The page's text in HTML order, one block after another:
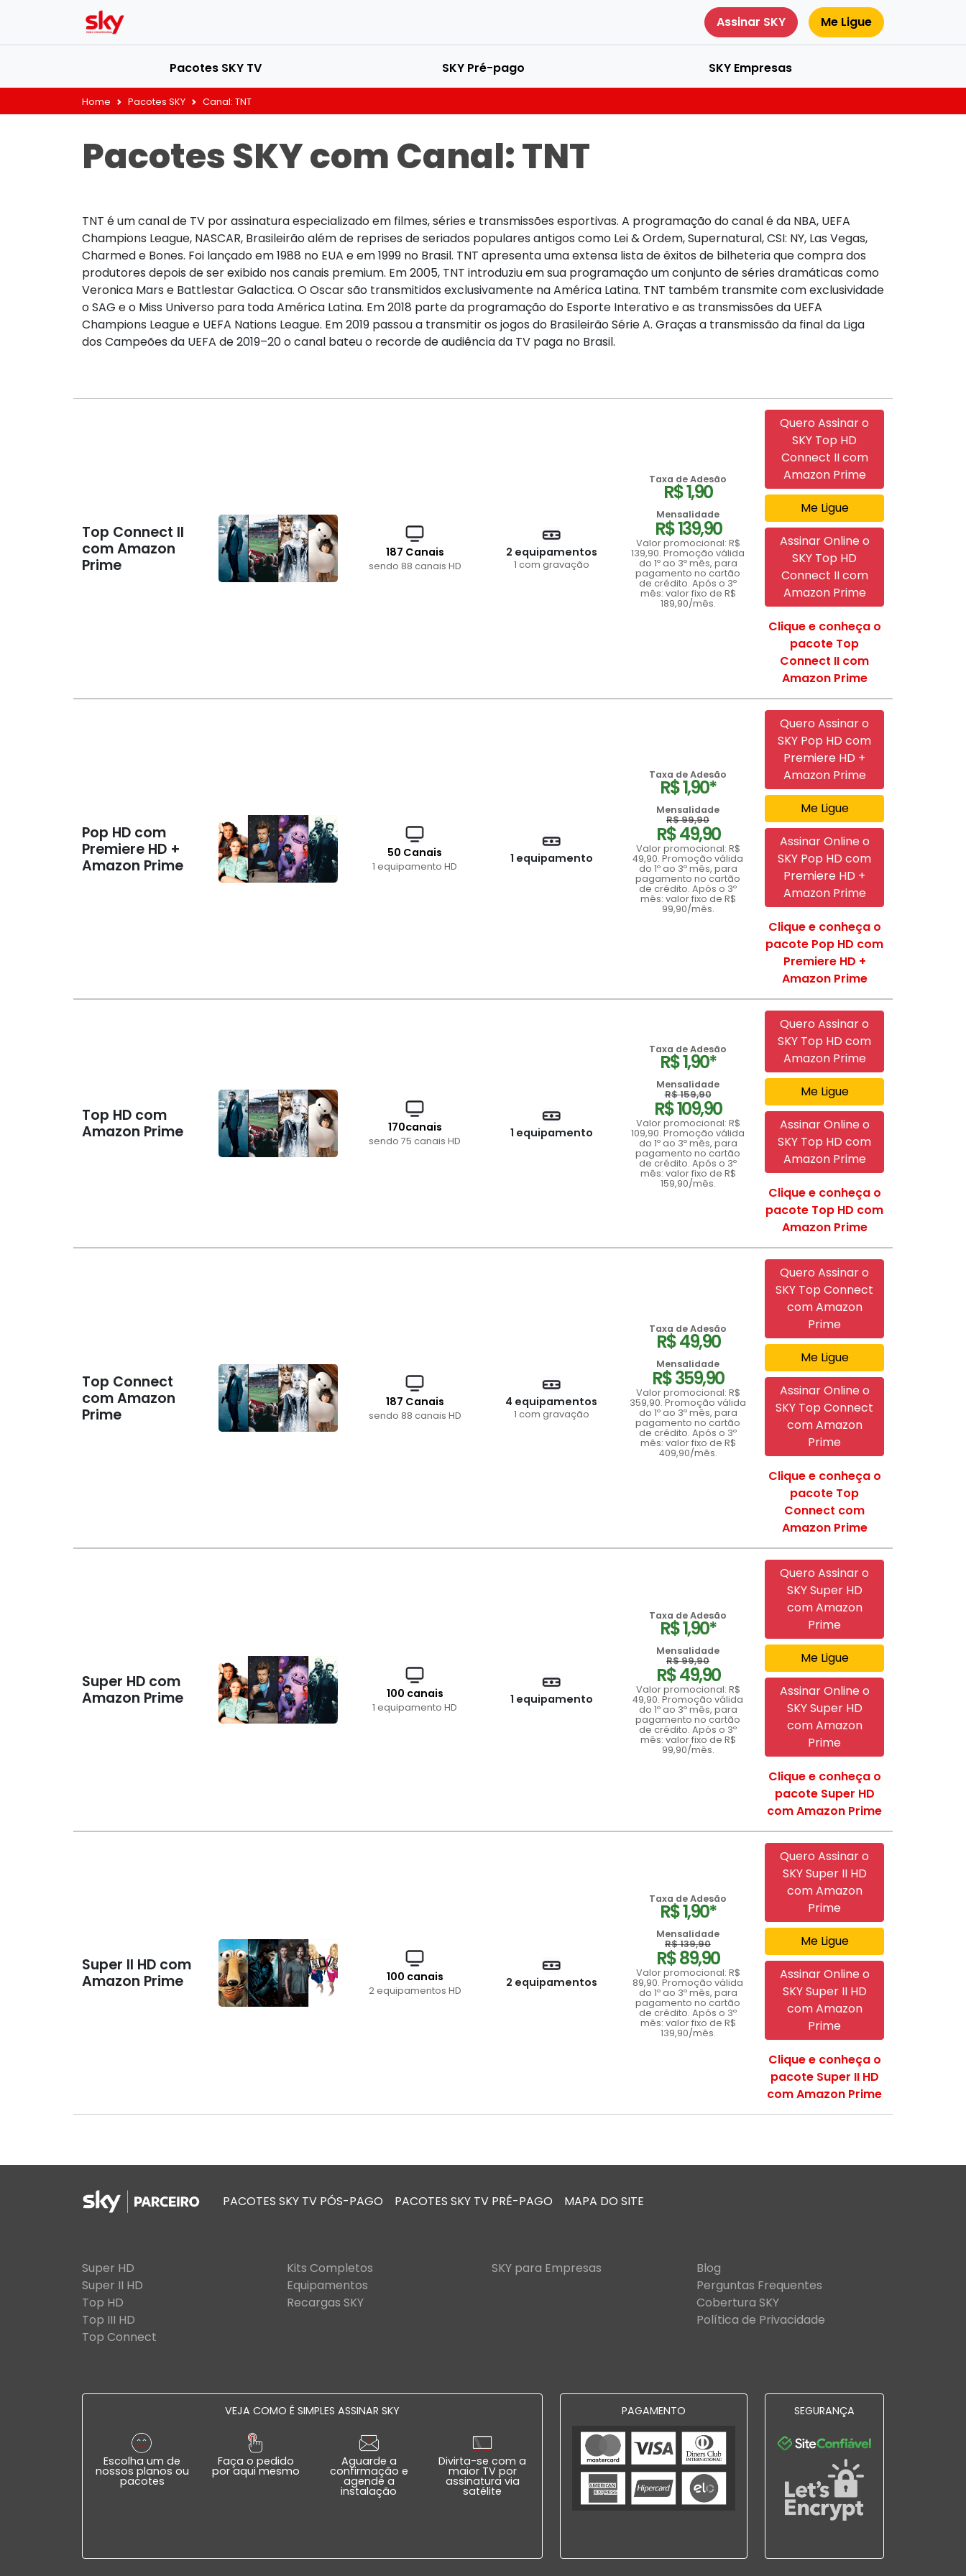
Assinar SKY Me Ligue
Pacotes SKY TV SKY Pré-pago SKY Empresas
Home Pacotes SKY Canal: TNT
Pacotes SKY com Canal:TNT
TNT é um canal de TV por assinatura especializado em filmes, séries e transmissões esportivas. A programação do canal é da NBA, UEFA
Champions League, NASCAR, Brasileirão além de reprises de seriados populares antigos como Lei & Ordem, Supernatural, CSI: NY, Las Vegas,
Charmed e Bones. Foi lançado em 1988 no EUA e em 1999 no Brasil. TNT apresenta uma extensa lista de êxitos de bilheteria que compra dos
produtores depois de ser exibido nos canais premium. Em 2005, TNT introduziu em sua programação um conjunto de séries dramáticas como
Veronica Mars e Battlestar Galactica. O Oscar são transmitidos exclusivamente na América Latina. TNT também transmite com exclusividade
o SAG e o Miss Universo para toda América Latina. Em 2018 parte da programação do Esporte Interativo e as transmissões da UEFA
Champions League e UEFA Nations League. Em 2019 passou a transmitir os jogos do Brasileirão Série A. Graças a transmissão da final da Liga
dos Campeões da UEFA de 2019–20 o canal bateu o recorde de audiência da TV paga no Brasil.
Top Connect II
com Amazon
Prime
187 Canais
sendo 88 canais HD
2 equipamentos
1 com gravação
Taxa de Adesão
R$ 1,90
Mensalidade
R$ 139,90
Valor promocional: R$
139,90. Promoção válida
do 1º ao 3º mês, para
pagamento no cartão
de crédito. Após o 3º
mês: valor fixo de R$
189,90/mês.
Quero Assinar o
SKY Top HD
Connect II com
Amazon Prime
Me Ligue
Assinar Online o
SKY Top HD
Connect II com
Amazon Prime
Clique e conheça o
pacote Top
Connect II com
Amazon Prime
Pop HD com
Premiere HD +
Amazon Prime
50 Canais
1 equipamento HD
1 equipamento
Taxa de Adesão
R$ 1,90*
Mensalidade
R$ 99,90
R$ 49,90
Valor promocional: R$
49,90. Promoção válida
do 1º ao 3º mês, para
pagamento no cartão
de crédito. Após o 3º
mês: valor fixo de R$
99,90/mês.
Quero Assinar o
SKY Pop HD com
Premiere HD +
Amazon Prime
Me Ligue
Assinar Online o
SKY Pop HD com
Premiere HD +
Amazon Prime
Clique e conheça o
pacote Pop HD com
Premiere HD +
Amazon Prime
Top HD com
Amazon Prime
170canais
sendo 75 canais HD
1 equipamento
Taxa de Adesão
R$ 1,90*
Mensalidade
R$ 159,90
R$ 109,90
Valor promocional: R$
109,90. Promoção válida
do 1º ao 3º mês, para
pagamento no cartão
de crédito. Após o 3º
mês: valor fixo de R$
159,90/mês.
Quero Assinar o
SKY Top HD com
Amazon Prime
Me Ligue
Assinar Online o
SKY Top HD com
Amazon Prime
Clique e conheça o
pacote Top HD com
Amazon Prime
Top Connect
com Amazon
Prime
187 Canais
sendo 88 canais HD
4 equipamentos
1 com gravação
Taxa de Adesão
R$ 49,90
Mensalidade
R$ 359,90
Valor promocional: R$
359,90. Promoção válida
do 1º ao 3º mês, para
pagamento no cartão
de crédito. Após o 3º
mês: valor fixo de R$
409,90/mês.
Quero Assinar o
SKY Top Connect
com Amazon
Prime
Me Ligue
Assinar Online o
SKY Top Connect
com Amazon
Prime
Clique e conheça o
pacote Top
Connect com
Amazon Prime
Super HD com
Amazon Prime
100 canais
1 equipamento HD
1 equipamento
Taxa de Adesão
R$ 1,90*
Mensalidade
R$ 99,90
R$ 49,90
Valor promocional: R$
49,90. Promoção válida
do 1º ao 3º mês, para
pagamento no cartão
de crédito. Após o 3º
mês: valor fixo de R$
99,90/mês.
Quero Assinar o
SKY Super HD
com Amazon
Prime
Me Ligue
Assinar Online o
SKY Super HD
com Amazon
Prime
Clique e conheça o
pacote Super HD
com Amazon Prime
Super II HD com
Amazon Prime
100 canais
2 equipamentos HD
2 equipamentos
Taxa de Adesão
R$ 1,90*
Mensalidade
R$ 139,90
R$ 89,90
Valor promocional: R$
89,90. Promoção válida
do 1º ao 3º mês, para
pagamento no cartão
de crédito. Após o 3º
mês: valor fixo de R$
139,90/mês.
Quero Assinar o
SKY Super II HD
com Amazon
Prime
Me Ligue
Assinar Online o
SKY Super II HD
com Amazon
Prime
Clique e conheça o
pacote Super II HD
com Amazon Prime
PACOTES SKY TV PÓS-PAGO PACOTES SKY TV PRÉ-PAGO MAPA DO SITE
Super HD
Super II HD
Top HD
Top III HD
Top Connect
Kits Completos
Equipamentos
Recargas SKY
SKY para Empresas
Blog
Perguntas Frequentes
Cobertura SKY
Política de Privacidade
VEJA COMO É SIMPLES ASSINAR SKY
Escolha um de
nossos planos ou
pacotes
Faça o pedido
por aqui mesmo
Aguarde a
confirmação e
agende a
instalação
Divirta-se com a
maior TV por
assinatura via
satélite
PAGAMENTO SEGURANÇA